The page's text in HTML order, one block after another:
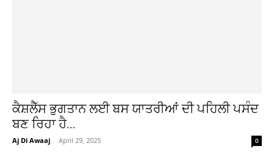
ਕੈਸ਼ਲੈੱਸ ਭੁਗਤਾਨ ਲਈ ਬਸ ਯਾਤਰੀਆਂ ਦੀ ਪਹਿਲੀ ਪਸੰਦ
ਬਣ ਰਿਹਾ ਹੈ...
Aj Di Awaaj - April 29, 2025 0